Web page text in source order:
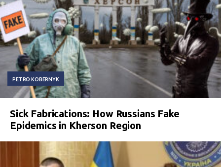
PETRO KOBERNYK
Sick Fabrications: How Russians Fake
Epidemics in Kherson Region